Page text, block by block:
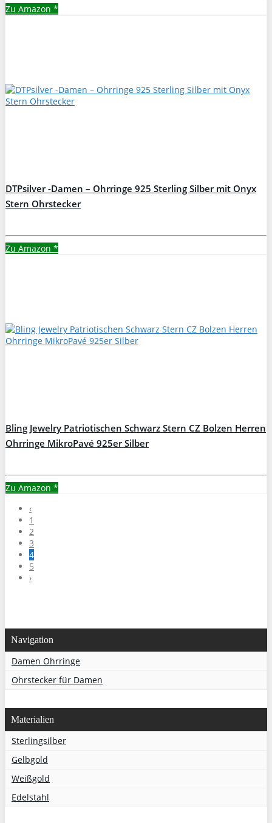
Zu Amazon *
DTPsilver -Damen – Ohrringe 925 Sterling Silber mit Onyx
Stern Ohrstecker
Zu Amazon *
Bling Jewelry Patriotischen Schwarz Stern CZ Bolzen Herren
Ohrringe MikroPavé 925er Silber
Zu Amazon *
‹
1
2
3
4
5
›
Navigation
Damen Ohrringe
Ohrstecker für Damen
Materialien
Sterlingsilber
Gelbgold
Weißgold
Edelstahl